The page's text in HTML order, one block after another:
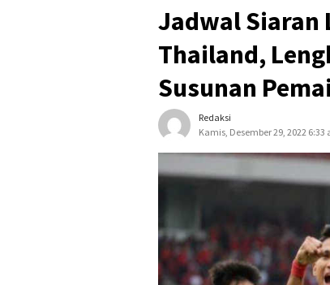
Jadwal Siaran
Thailand,
Susunan
Redaksi
Kamis, Desember 29, 2022 6:33